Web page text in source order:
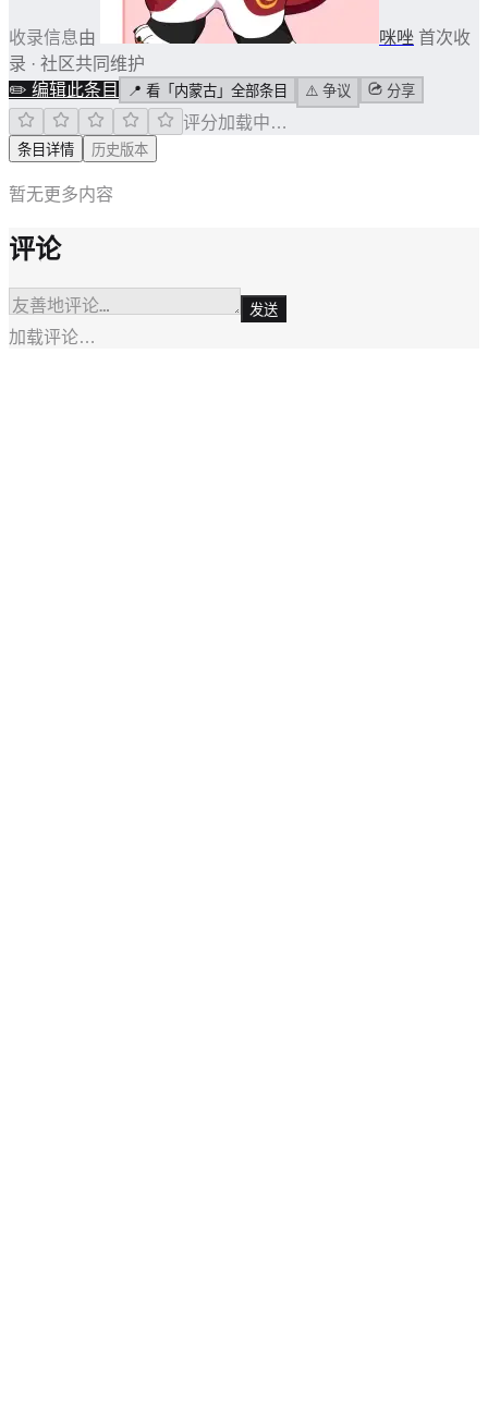
收录信息由 咪唑 首次收
录 · 社区共同维护
✏️ 编辑此条目 📍 看「内蒙古」全部条目 ⚠️ 争议 分享
评分加载中…
条目详情 历史版本
暂无更多内容
评论
发送
加载评论…